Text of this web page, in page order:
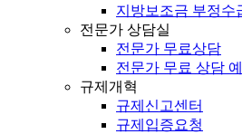
지방보조금 부정수
전문가 상담실
전문가 무료상담
전문가 무료 상담
규제개혁
규제신고센터
규제입증요청